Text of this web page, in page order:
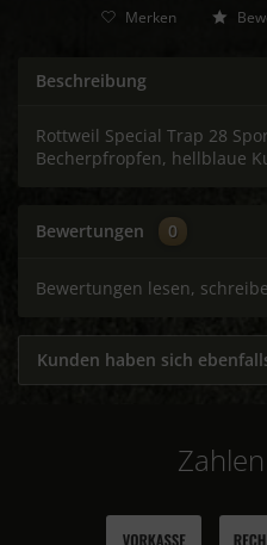
Merken
Beschreibung
Rottweil Special Trap 28
Becherpfropfen, hellblaue
Bewertungen 0
Bewertungen lesen,
Kunden haben sich